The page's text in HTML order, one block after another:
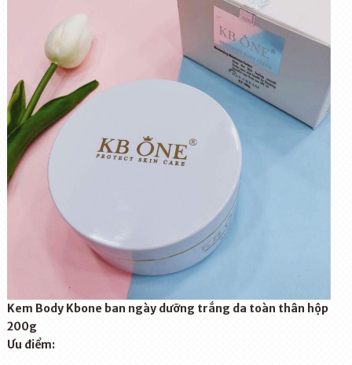
Kem Body Kbone ban ngày dưỡng trắng da toàn thân hộp
200g
Ưu điểm: